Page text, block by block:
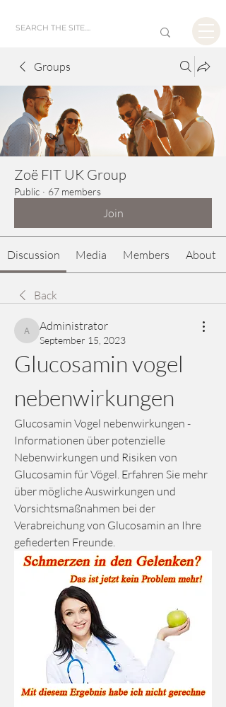
Groups
Zoë FIT UK Group
Public · 67 members
Join
Discussion Media Members About
Back
Administrator
Administrator
September 15, 2023
Glucosamin vogel
nebenwirkungen
Glucosamin Vogel nebenwirkungen -
Informationen über potenzielle
Nebenwirkungen und Risiken von
Glucosamin für Vögel. Erfahren Sie mehr
über mögliche Auswirkungen und
Vorsichtsmaßnahmen bei der
Verabreichung von Glucosamin an Ihre
gefiederten Freunde.